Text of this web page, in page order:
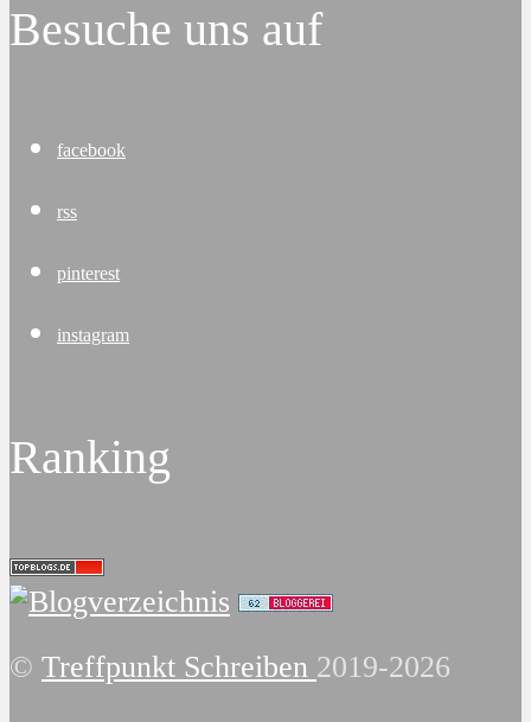
Besuche uns auf
facebook
rss
pinterest
instagram
Ranking
© Treffpunkt Schreiben 2019-2026